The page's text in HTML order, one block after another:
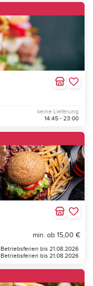
keine Lieferung
14:45 - 23:00
min. ab 15,00 €
Betriebsferien bis 21.08.2026
Betriebsferien bis 21.08.2026